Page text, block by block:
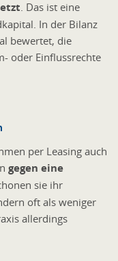
. Das ist eine
In der Bilanz
bewertet, die
oder Einflussrechte
per Leasing auch
gegen eine
sie ihr
oft als weniger
allerdings